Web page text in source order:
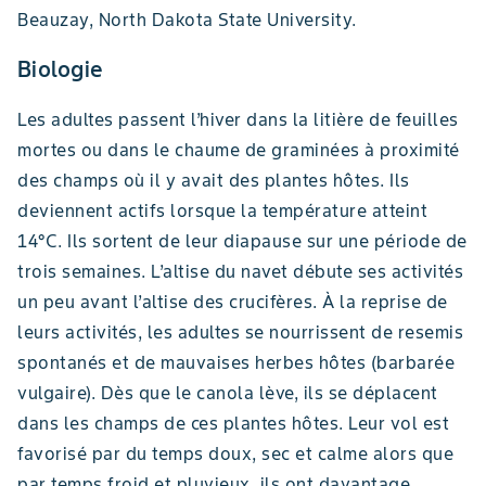
Beauzay, North Dakota State University.
Biologie
Les adultes passent l’hiver dans la litière de feuilles
mortes ou dans le chaume de graminées à proximité
des champs où il y avait des plantes hôtes. Ils
deviennent actifs lorsque la température atteint
14°C. Ils sortent de leur diapause sur une période de
trois semaines. L’altise du navet débute ses activités
un peu avant l’altise des crucifères. À la reprise de
leurs activités, les adultes se nourrissent de resemis
spontanés et de mauvaises herbes hôtes (barbarée
vulgaire). Dès que le canola lève, ils se déplacent
dans les champs de ces plantes hôtes. Leur vol est
favorisé par du temps doux, sec et calme alors que